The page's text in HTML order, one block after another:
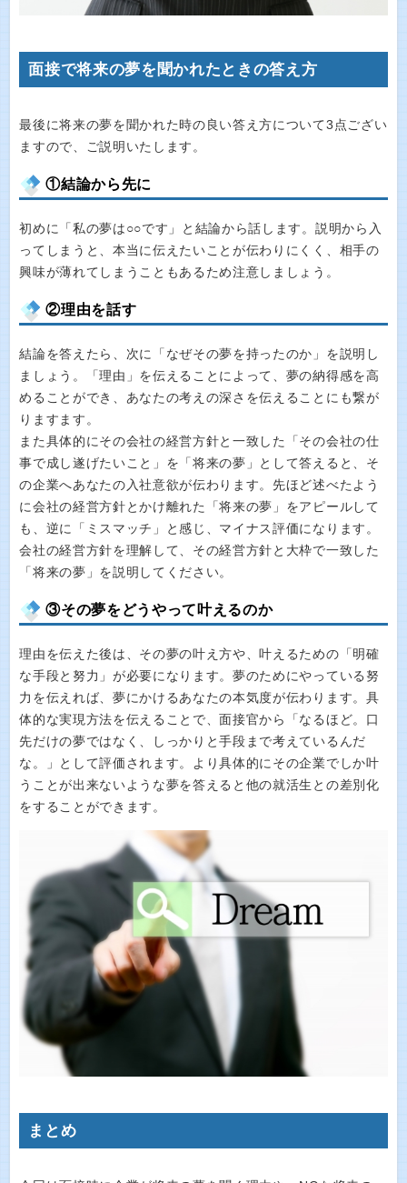
面接で将来の夢を聞かれたときの答え方
最後に将来の夢を聞かれた時の良い答え方について3点ござい
ますので、ご説明いたします。
①結論から先に
初めに「私の夢は○○です」と結論から話します。説明から入
ってしまうと、本当に伝えたいことが伝わりにくく、相手の
興味が薄れてしまうこともあるため注意しましょう。
②理由を話す
結論を答えたら、次に「なぜその夢を持ったのか」を説明し
ましょう。「理由」を伝えることによって、夢の納得感を高
めることができ、あなたの考えの深さを伝えることにも繋が
りますます。
また具体的にその会社の経営方針と一致した「その会社の仕
事で成し遂げたいこと」を「将来の夢」として答えると、そ
の企業へあなたの入社意欲が伝わります。先ほど述べたよう
に会社の経営方針とかけ離れた「将来の夢」をアピールして
も、逆に「ミスマッチ」と感じ、マイナス評価になります。
会社の経営方針を理解して、その経営方針と大枠で一致した
「将来の夢」を説明してください。
③その夢をどうやって叶えるのか
理由を伝えた後は、その夢の叶え方や、叶えるための「明確
な手段と努力」が必要になります。夢のためにやっている努
力を伝えれば、夢にかけるあなたの本気度が伝わります。具
体的な実現方法を伝えることで、面接官から「なるほど。口
先だけの夢ではなく、しっかりと手段まで考えているんだ
な。」として評価されます。より具体的にその企業でしか叶
うことが出来ないような夢を答えると他の就活生との差別化
をすることができます。
まとめ